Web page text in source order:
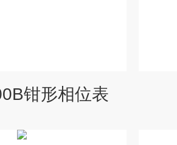
钳形相位表